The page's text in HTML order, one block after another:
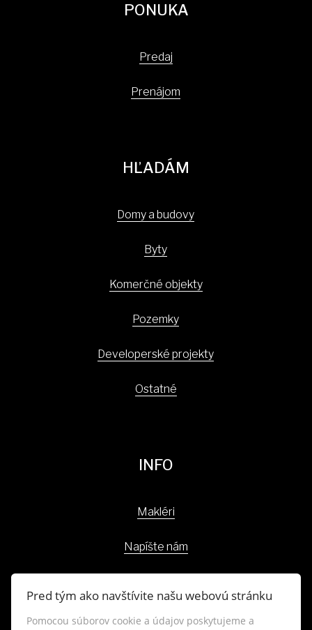
PONUKA
Predaj
Prenájom
HĽADÁM
Domy a budovy
Byty
Komerčné objekty
Pozemky
Developerské projekty
Ostatné
INFO
Makléri
Napíšte nám
Blog
Pred tým ako navštívite našu webovú stránku
Pomocou súborov cookie a údajov poskytujeme a